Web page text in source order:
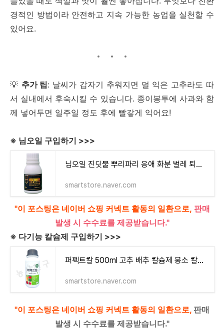
경적인 방법이라 안전하고 지속 가능한 농업을 실천할 수
있어요.
💡 추가 팁: 날씨가 갑자기 추워지면 덜 익은 고추라도 따
서 실내에서 후숙시킬 수 있습니다. 종이봉투에 사과와 함
께 넣어두면 일주일 정도 후에 빨갛게 익어요!
※ 님오일 구입하기 >>>
님오일 진딧물 뿌리파리 응애 화분 벌레 퇴치 약 수용성 고추 배추 진드기 날파리 퇴치제 : 모두
smartstore.naver.com
"이 포스팅은 네이버 쇼핑 커넥트 활동의 일환으로, 판매
발생 시 수수료를 제공받습니다."
※ 다기능 칼슘제 구입하기 >>>
퍼펙트칼 500ml 고추 배추 칼슘제 붕소 칼붕 마그네슘 부족 킬레이트 칼슘 토마토 다육 : 농사친구
smartstore.naver.com
"이 포스팅은 네이버 쇼핑 커넥트 활동의 일환으로, 판매
발생 시 수수료를 제공받습니다."